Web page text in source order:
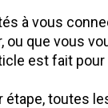
à vous
ou que vous
est fait pour
étape, toutes